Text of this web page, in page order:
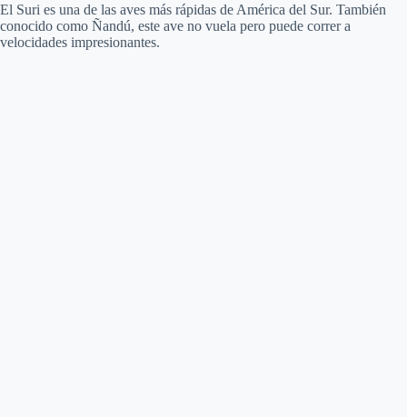
El Suri es una de las aves más rápidas de América del Sur. También
conocido como Ñandú, este ave no vuela pero puede correr a
velocidades impresionantes.